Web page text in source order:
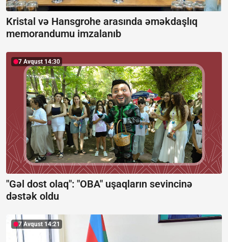
Kristal və Hansgrohe arasında əməkdaşlıq
memorandumu imzalanıb
7 Avqust 14:30
"Gəl dost olaq": "OBA" uşaqların sevincinə
dəstək oldu
7 Avqust 14:21